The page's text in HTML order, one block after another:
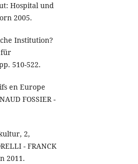
Hospital und
2005.
Institution?
für
510-522.
en Europe
FOSSIER -
2,
- FRANCK
2011.